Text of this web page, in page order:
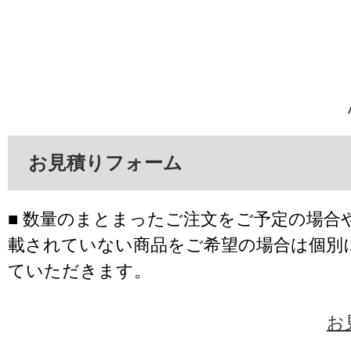
お見積りフォーム
■ 数量のまとまったご注文をご予定の場合
載されていない商品をご希望の場合は個別
ていただきます。
お